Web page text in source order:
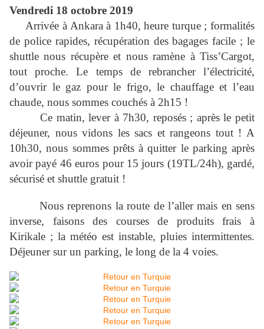
Vendredi 18 octobre 2019
Arrivée à Ankara à 1h40, heure turque ; formalités
de police rapides, récupération des bagages facile ; le
shuttle nous récupère et nous ramène à Tiss’Cargot,
tout proche. Le temps de rebrancher l’électricité,
d’ouvrir le gaz pour le frigo, le chauffage et l’eau
chaude, nous sommes couchés à 2h15 !
Ce matin, lever à 7h30, reposés ; après le petit
déjeuner, nous vidons les sacs et rangeons tout ! A
10h30, nous sommes prêts à quitter le parking après
avoir payé 46 euros pour 15 jours (19TL/24h), gardé,
sécurisé et shuttle gratuit !
Nous reprenons la route de l’aller mais en sens
inverse, faisons des courses de produits frais à
Kirikale ; la météo est instable, pluies intermittentes.
Déjeuner sur un parking, le long de la 4 voies.